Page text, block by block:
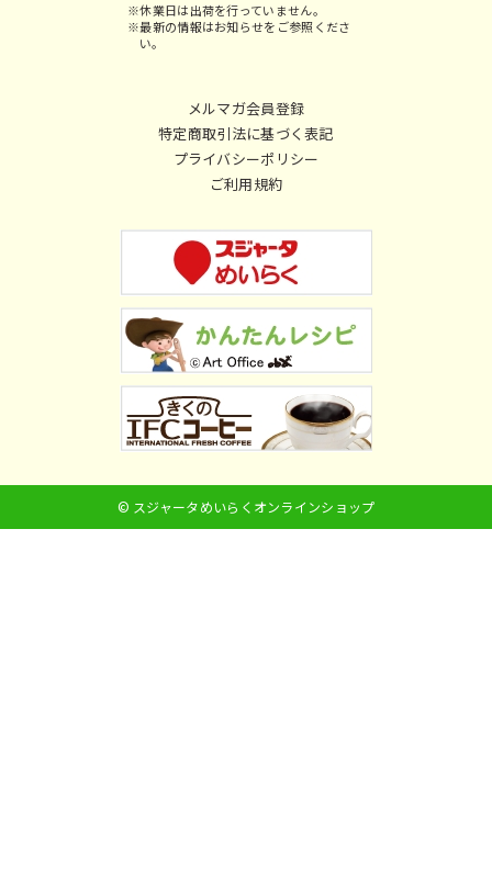
メルマガ会員登録
特定商取引法に基づく表記
プライバシーポリシー
ご利用規約
※休業日は出荷を行っていません。
※最新の情報はお知らせをご参照くださ
い。
© スジャータめいらくオンラインショップ